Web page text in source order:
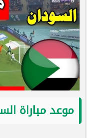
موعد مباراة